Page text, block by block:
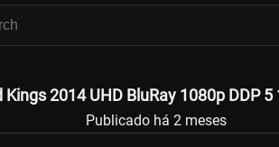
Kings 2014 UHD BluRay 1080p DDP
Publicado há 2 meses